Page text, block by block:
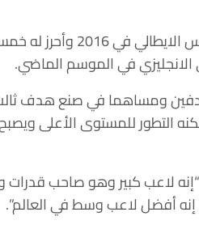
وكان بوجبا عاد إلى صفوف يونايتد
مسجلا هدفين ومساهما في صنع هدف
التطور للمستوى الأعلى
لاعب كبير وهو صاحب قدرات
إنه أفضل لاعب وسط في العالم”.